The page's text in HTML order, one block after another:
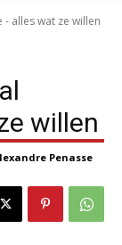
alles wat ze willen
willen
Penasse